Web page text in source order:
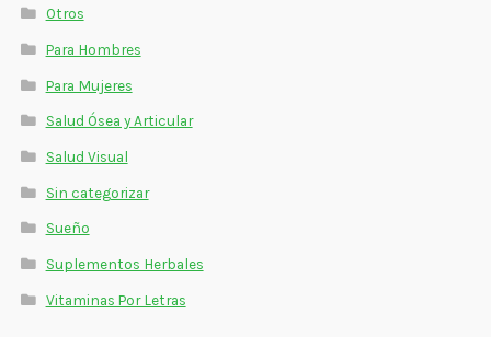
Otros
Para Hombres
Para Mujeres
Salud Ósea y Articular
Salud Visual
Sin categorizar
Sueño
Suplementos Herbales
Vitaminas Por Letras